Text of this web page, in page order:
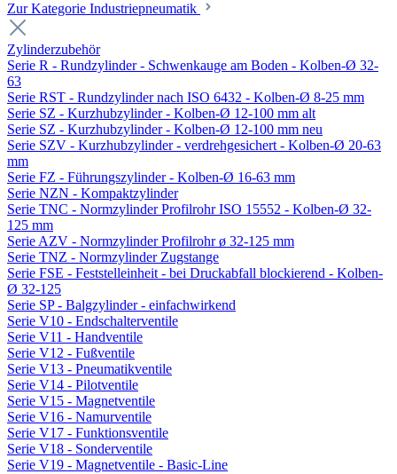
Zur Kategorie Industriepneumatik
Zylinderzubehör
Serie R - Rundzylinder - Schwenkauge am Boden - Kolben-Ø 32-
63
Serie RST - Rundzylinder nach ISO 6432 - Kolben-Ø 8-25 mm
Serie SZ - Kurzhubzylinder - Kolben-Ø 12-100 mm alt
Serie SZ - Kurzhubzylinder - Kolben-Ø 12-100 mm neu
Serie SZV - Kurzhubzylinder - verdrehgesichert - Kolben-Ø 20-63
mm
Serie FZ - Führungszylinder - Kolben-Ø 16-63 mm
Serie NZN - Kompaktzylinder
Serie TNC - Normzylinder Profilrohr ISO 15552 - Kolben-Ø 32-
125 mm
Serie AZV - Normzylinder Profilrohr ø 32-125 mm
Serie TNZ - Normzylinder Zugstange
Serie FSE - Feststelleinheit - bei Druckabfall blockierend - Kolben-
Ø 32-125
Serie SP - Balgzylinder - einfachwirkend
Serie V10 - Endschalterventile
Serie V11 - Handventile
Serie V12 - Fußventile
Serie V13 - Pneumatikventile
Serie V14 - Pilotventile
Serie V15 - Magnetventile
Serie V16 - Namurventile
Serie V17 - Funktionsventile
Serie V18 - Sonderventile
Serie V19 - Magnetventile - Basic-Line